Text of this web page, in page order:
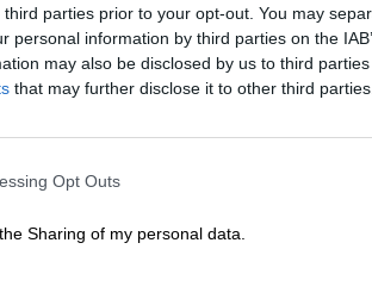
parties prior to your opt-out. You may
personal information by third parties on the
may also be disclosed by us to third
that may further disclose it to other third parties.
Opt Outs
Sharing of my personal data.
sono comprensivi di accisa
Informazioni Recensioni (0)
Oltre alla normale produzione quotidiana
corso. Si incontrano con birrai di tutto il
specialità di birra limitate e acquistare una
tempo e non veniva più utilizzato. Insieme
per renderlo di nuovo funzionale. L’obiettivo
materie prime per birra e distillati. Il grano, il